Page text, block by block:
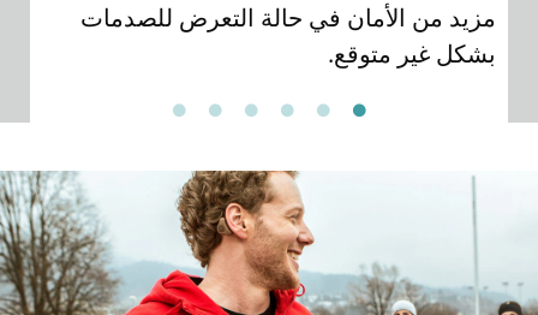
مزيد من الأمان في حالة التعرض للصدمات
بشكل غير متوقع.